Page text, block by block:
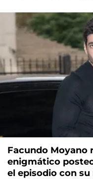
Facundo Moyano
enigmático
el episodio con su